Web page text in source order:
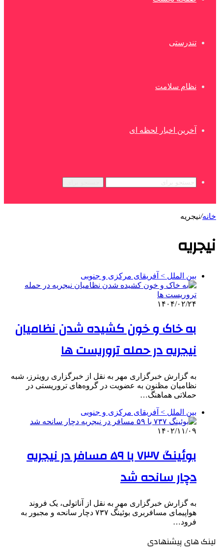
تندرستی
نظام سلامت
آخرین اخبار لحظه ای
خانه/نیجریه
نیجریه
بین الملل > آفریقای مرکزی و جنوبی
۱۴۰۴/۰۲/۲۴
به خاک و خون کشیده شدن نظامیان
نیجریه در حمله تروریست ها
به گزارش خبرگزاری مهر به نقل از خبرگزاری رویترز، شبه
نظامیان مظنون به عضویت در گروه‌های تروریستی در
حملاتی هماهنگ…
بین الملل > آفریقای مرکزی و جنوبی
۱۴۰۲/۱۱/۰۹
بوئینگ ۷۳۷ با ۵۹ مسافر در نیجریه
دچار سانحه شد
به گزارش خبرگزاری مهر به نقل از آناتولی، یک فروند
هواپیمای مسافربری بوئینگ ۷۳۷ دچار سانحه و مجبور به
فرود…
لینک های پیشنهادی